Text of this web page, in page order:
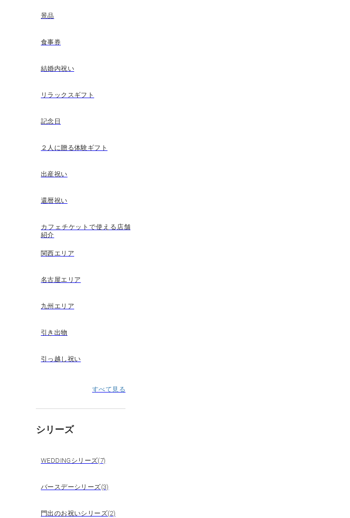
景品
食事券
結婚内祝い
リラックスギフト
記念日
２人に贈る体験ギフト
出産祝い
還暦祝い
カフェチケットで使える店舗
紹介
関西エリア
名古屋エリア
九州エリア
引き出物
引っ越し祝い
すべて見る
シリーズ
WEDDINGシリーズ(7)
バースデーシリーズ(3)
門出のお祝いシリーズ(2)